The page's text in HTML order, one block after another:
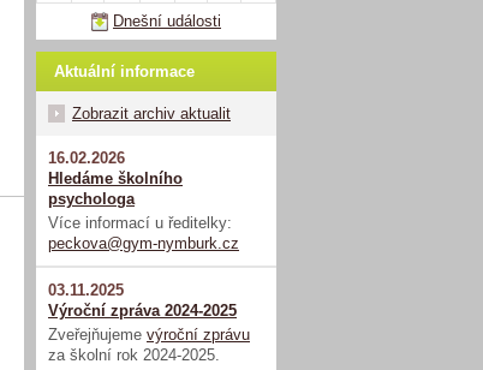
Dnešní události
Aktuální informace
Zobrazit archiv aktualit
16.02.2026
Hledáme školního
psychologa
Více informací u ředitelky:
peckova@gym-nymburk.cz
03.11.2025
Výroční zpráva 2024-2025
Zveřejňujeme výroční zprávu
za školní rok 2024-2025.